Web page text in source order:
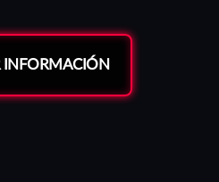
INFORMACIÓN